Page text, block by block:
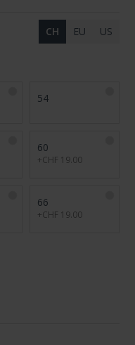
CH EU US
54
60
+CHF 19.00
66
+CHF 19.00